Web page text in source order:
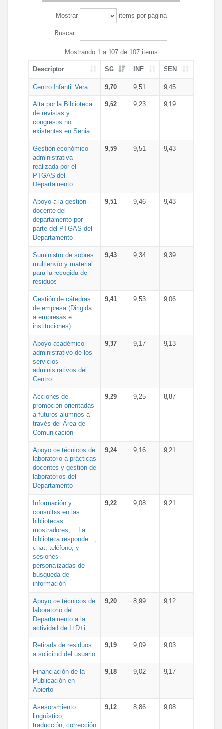
Mostrar items por página
Buscar:
Mostrando 1 a 107 de 107 items
Descriptor SG INF SEN
Centro Infantil Vera 9,70 9,51 9,45
Alta por la Biblioteca
de revistas y
congresos no
existentes en Senia
9,62 9,23 9,19
Gestión económico-
administrativa
realizada por el
PTGAS del
Departamento
9,59 9,51 9,43
Apoyo a la gestión
docente del
departamento por
parte del PTGAS del
Departamento
9,51 9,46 9,43
Suministro de sobres
multienvío y material
para la recogida de
residuos
9,43 9,34 9,39
Gestión de cátedras
de empresa (Dirigida
a empresas e
instituciones)
9,41 9,53 9,06
Apoyo académico-
administrativo de los
servicios
administrativos del
Centro
9,37 9,17 9,13
Acciones de
promoción orientadas
a futuros alumnos a
través del Área de
Comunicación
9,29 9,25 8,87
Apoyo de técnicos de
laboratorio a prácticas
docentes y gestión de
laboratorios del
Departamento
9,24 9,16 9,21
Información y
consultas en las
bibliotecas:
mostradores, ...La
biblioteca responde...,
chat, teléfono, y
sesiones
personalizadas de
búsqueda de
información
9,22 9,08 9,21
Apoyo de técnicos de
laboratorio del
Departamento a la
actividad de I+D+i
9,20 8,99 9,12
Retirada de residuos
a solicitud del usuario
9,19 9,09 9,03
Financiación de la
Publicación en
Abierto
9,18 9,02 9,17
Asesoramiento
lingüístico,
traducción, corrección
9,12 8,86 9,08